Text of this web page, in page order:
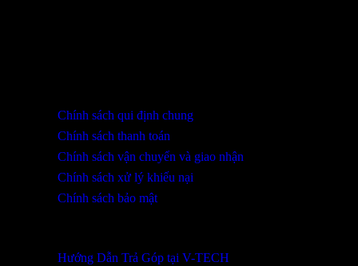
Chính sách qui định chung
Chính sách thanh toán
Chính sách vận chuyển và giao nhận
Chính sách xử lý khiếu nại
Chính sách bảo mật
Hướng Dẫn Trả Góp tại V-TECH